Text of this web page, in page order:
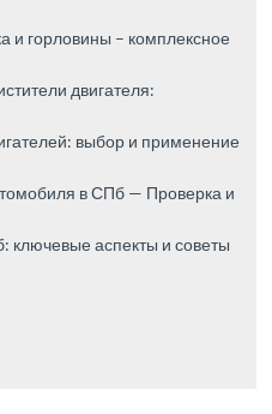
и горловины – комплексное
двигателя:
выбор и применение
в СПб — Проверка и
ключевые аспекты и советы